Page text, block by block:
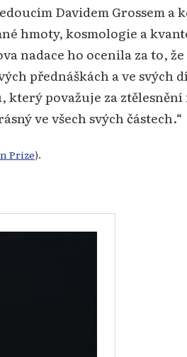
Davidem Grossem a
hmoty, kosmologie a
nadace ho ocenila za to,
přednáškách a ve svých
považuje za
ve všech svých částech.“
Prize).